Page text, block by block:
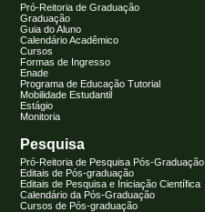
Pró-Reitoria de Graduação
Graduação
Guia do Aluno
Calendário Acadêmico
Cursos
Formas de Ingresso
Enade
Programa de Educação Tutorial
Mobilidade Estudantil
Estágio
Monitoria
Pesquisa
Pró-Reitoria de Pesquisa Pós-Graduação
Editais de Pós-graduação
Editais de Pesquisa e Iniciação Científica
Calendário da Pós-Graduação
Cursos de Pós-graduação